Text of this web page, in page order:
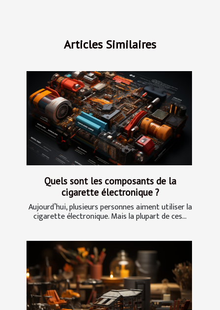
Articles Similaires
Quels sont les composants de la
cigarette électronique ?
Aujourd’hui, plusieurs personnes aiment utiliser la
cigarette électronique. Mais la plupart de ces...